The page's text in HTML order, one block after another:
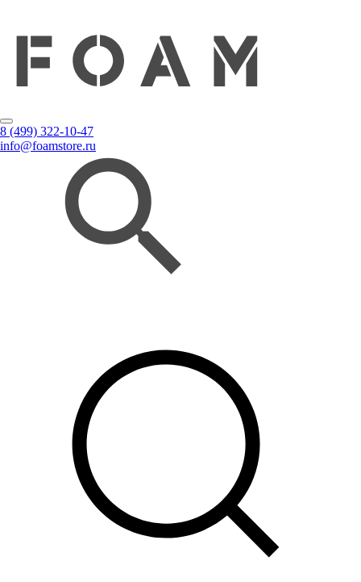
8 (499) 322-10-47
info@foamstore.ru